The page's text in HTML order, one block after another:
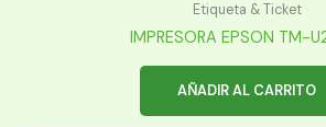
Etiqueta & Ticket
IMPRESORA EPSON TM-
AÑADIR AL CARRITO